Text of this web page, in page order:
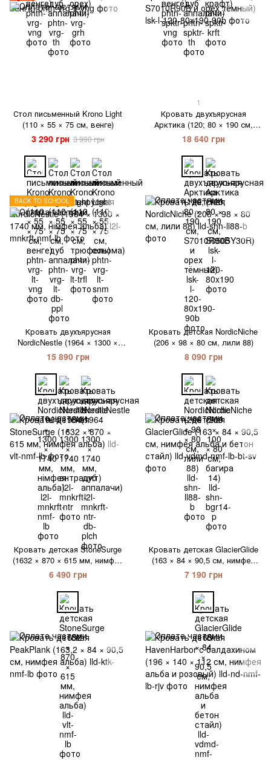
Стол письменный Krono Light
(110 × 55 × 75 см, венге)
3 290 грн 3 990 грн
1
Кровать двухъярусная
Арктика (120; 80 × 190 см,
S7010R90B и орех тёмный)
18 640 грн
BACK TO SCHOOL
Кровать двухъярусная
NordicNestle (1964 × 1300 ×
1740 мм, німфея альба)
15 890 грн
Кровать детская NordicNiche
(206 × 98 × 80 см, лили 88)
8 090 грн
Кровать детская StoneSurge
(1632 × 870 × 615 мм, нимфея
альба)
6 490 грн
Кровать детская GlacierGlide
(163 × 84 × 90,5 см, нимфея
альба и бетон стайл)
7 190 грн